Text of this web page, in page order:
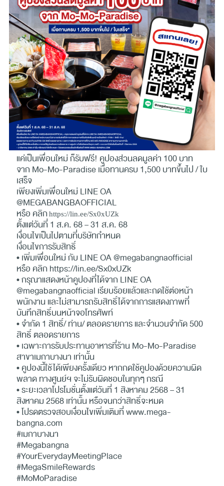
แค่เป็นเพื่อนใหม่ ก็รับฟรี! คูปองส่วนลดมูลค่า 100 บาท
จาก Mo-Mo-Paradise เมื่อทานครบ 1,500 บาทขึ้นไป / ใบ
เสร็จ
เพียงเพิ่มเพื่อนใหม่ LINE OA
@MEGABANGBAOFFICIAL
หรือ คลิกhttps://lin.ee/Sx0xUZk
ตั้งแต่วันที่ 1 ส.ค. 68 – 31 ส.ค. 68
เงื่อนไขเป็นไปตามที่บริษัทกำหนด
เงื่อนไขการรับสิทธิ์
• เพิ่มเพื่อนใหม่ กับ LINE OA @megabangnaofficial
หรือ คลิกhttps://lin.ee/Sx0xUZk
• กรุณาแสดงหน้าคูปองที่ได้จาก LINE OA
@megabangnaofficial เรียบร้อยแล้วและกดใช้ต่อหน้า
พนักงาน และไม่สามารถรับสิทธิ์ได้จากการแสดงภาพที่
บันทึกสิทธิ์บนหน้าจอโทรศัพท์
• จำกัด 1 สิทธิ์/ ท่าน/ ตลอดรายการ และจำนวนจำกัด 500
สิทธิ์ ตลอดรายการ
• เฉพาะการรับประทานอาหารที่ร้าน Mo-Mo-Paradise
สาขาเมกาบางนา เท่านั้น
• คูปองนี้ใช้ได้เพียงครั้งเดียว หากกดใช้คูปองด้วยความผิด
พลาด ทางศูนย์ฯ จะไม่รับผิดชอบในทุกๆ กรณี
• ระยะเวลาโปรโมชั่นตั้งแต่วันที่ 1 สิงหาคม 2568 – 31
สิงหาคม 2568 เท่านั้น หรือจนกว่าสิทธิ์จะหมด
• โปรดตรวจสอบเงื่อนไขเพิ่มเติมที่www.mega-
bangna.com
#เมกาบางนา
#Megabangna
#YourEverydayMeetingPlace
#MegaSmileRewards
#MoMoParadise